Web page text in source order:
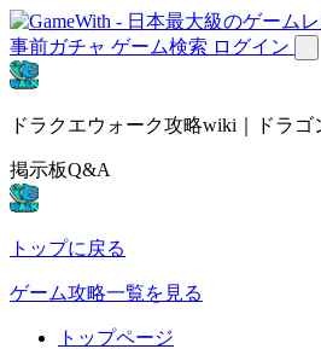
事前ガチャ ゲーム検索 ログイン
ドラクエウォーク攻略wiki｜ドラ
掲示板Q&A
トップに戻る
ゲーム攻略一覧を見る
トップページ